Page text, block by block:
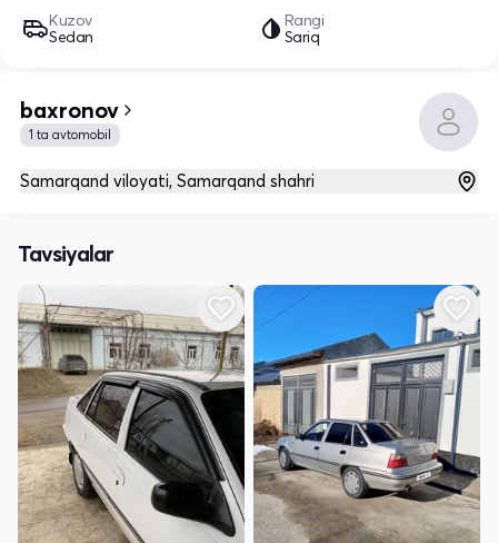
Kuzov
Sedan
Rangi
Sariq
baxronov
1 ta avtomobil
Samarqand viloyati, Samarqand shahri
Tavsiyalar